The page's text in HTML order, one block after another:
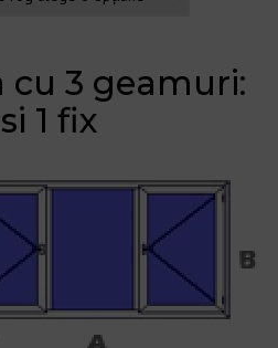
cu 3 geamuri:
1 fix